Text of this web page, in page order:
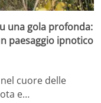
una gola profonda:
paesaggio ipnotico
cuore delle
e…